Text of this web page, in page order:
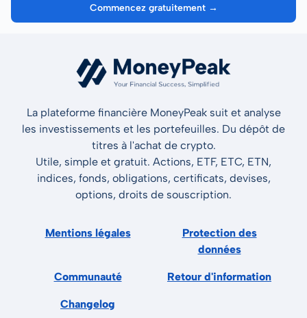
Commencez gratuitement →
La plateforme financière MoneyPeak suit et analyse
les investissements et les portefeuilles. Du dépôt de
titres à l'achat de crypto.
Utile, simple et gratuit. Actions, ETF, ETC, ETN,
indices, fonds, obligations, certificats, devises,
options, droits de souscription.
Mentions légales
Protection des
données
Communauté Retour d'information
Changelog